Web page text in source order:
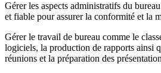
Gérer les aspects administratifs du
et fiable pour assurer la conformité et la
Gérer le travail de bureau comme le
logiciels, la production de rapports ainsi
réunions et la préparation des